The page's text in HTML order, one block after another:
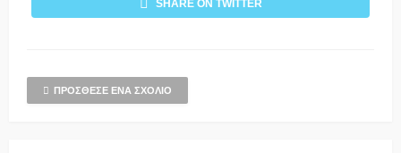
SHARE ON TWITTER
ΠΡΌΣΘΕΣΕ ΈΝΑ ΣΧΌΛΙΟ